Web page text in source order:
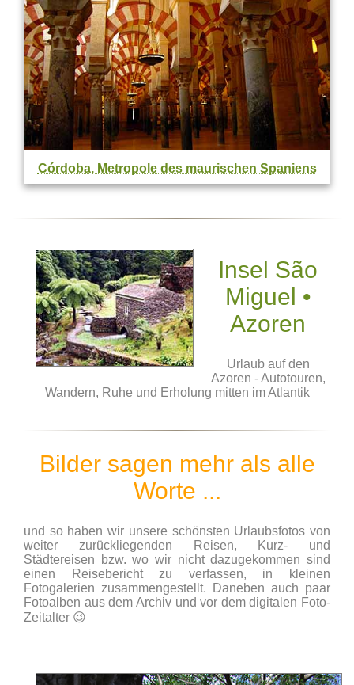
Córdoba, Metropole des maurischen Spaniens
Insel São
Miguel •
Azoren
Urlaub auf den
Azoren - Autotouren,
Wandern, Ruhe und Erholung mitten im Atlantik
Bilder sagen mehr als alle
Worte ...
und so haben wir unsere schönsten Urlaubsfotos von
weiter zurückliegenden Reisen, Kurz- und
Städtereisen bzw. wo wir nicht dazugekommen sind
einen Reisebericht zu verfassen, in kleinen
Fotogalerien zusammengestellt. Daneben auch paar
Fotoalben aus dem Archiv und vor dem digitalen Foto-
Zeitalter 😉